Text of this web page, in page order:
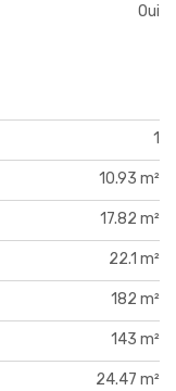
Oui
1
10.93 m²
17.82 m²
22.1 m²
182 m²
143 m²
24.47 m²